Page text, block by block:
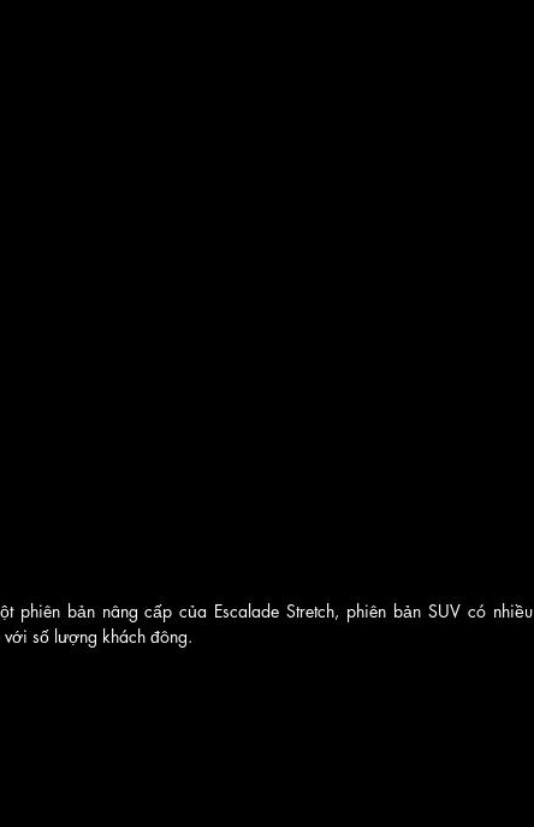
phiên bản nâng cấp của Escalade Stretch, phiên bản SUV có nhiều
số lượng khách đông.